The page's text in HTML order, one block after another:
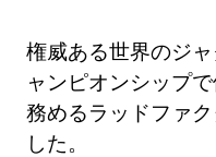
権威ある世界のジ
ャンピオンシップ
務めるラッドファ
した。